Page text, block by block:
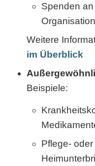
Spenden
Weitere
im Überblick
Beispiele:
Pflege- oder